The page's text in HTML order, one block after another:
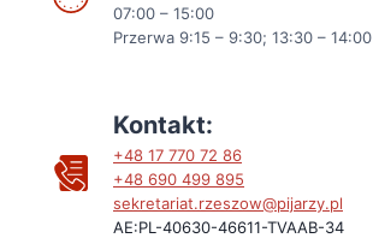
07:00 – 15:00
Przerwa 9:15 – 9:30; 13:30 – 14:00
Kontakt:
+48 17 770 72 86
+48 690 499 895
sekretariat.rzeszow@pijarzy.pl
AE:PL-40630-46611-TVAAB-34